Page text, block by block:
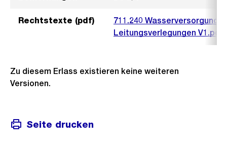
Rechtstexte (pdf)
711.240 Wasserversorgung
Leitungsverlegungen V1.pdf
Zu diesem Erlass existieren keine weiteren
Versionen.
Seite drucken